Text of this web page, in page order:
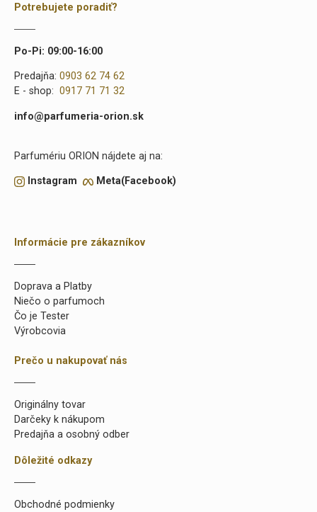
Potrebujete poradiť?
Po-Pi: 09:00-16:00
Predajňa: 0903 62 74 62
E - shop: 0917 71 71 32
info@parfumeria-orion.sk
Parfumériu ORION nájdete aj na:
Instagram Meta(Facebook)
Informácie pre zákazníkov
Doprava a Platby
Niečo o parfumoch
Čo je Tester
Výrobcovia
Prečo u nakupovať nás
Originálny tovar
Darčeky k nákupom
Predajňa a osobný odber
Dôležité odkazy
Obchodné podmienky